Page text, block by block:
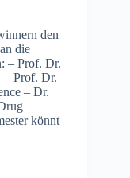
den
die
– Prof. Dr.
– Prof. Dr.
– Dr.
könnt